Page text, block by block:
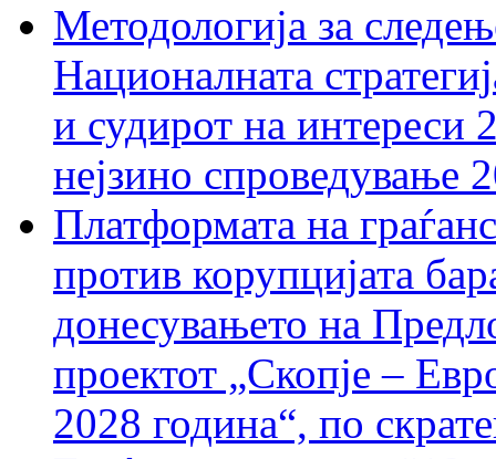
Методологија за
Националната
и судирот на интереси
нејзино спроведување
Платформата на
против корупцијата
донесувањето на
проектот „Скопје –
2028 година“, по